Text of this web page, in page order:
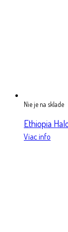
Nie je na sklade
Ethiopia
Viac info